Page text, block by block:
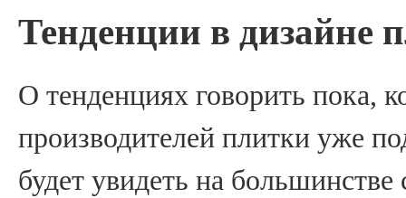
Тенденции в дизайне
О тенденциях говорить пока,
производителей плитки уже
будет увидеть на большинстве